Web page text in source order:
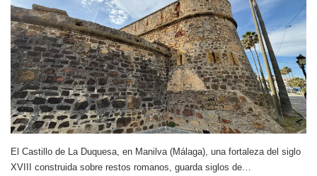
El Castillo de La Duquesa, en Manilva (Málaga), una fortaleza del siglo
XVIII construida sobre restos romanos, guarda siglos de…